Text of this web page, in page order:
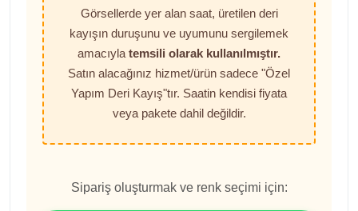
Görsellerde yer alan saat, üretilen deri
kayışın duruşunu ve uyumunu sergilemek
amacıyla temsili olarak kullanılmıştır.
Satın alacağınız hizmet/ürün sadece "Özel
Yapım Deri Kayış"tır. Saatin kendisi fiyata
veya pakete dahil değildir.
Sipariş oluşturmak ve renk seçimi için: